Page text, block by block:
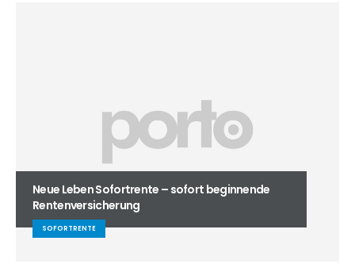
Neue Leben Sofortrente – sofort beginnende
Rentenversicherung
SOFORTRENTE